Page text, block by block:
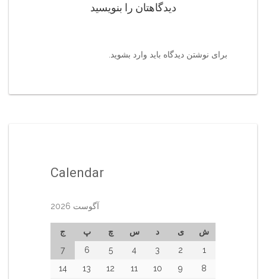
دیدگاهتان را بنویسید
برای نوشتن دیدگاه باید وارد بشوید
Calendar
آگوست 2026
ش ی د س چ پ
ج
1
2
3
4
5
6
7
8
9
10
11
12
13
14